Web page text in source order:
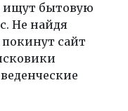
ищут бытовую
Не найдя
сайт